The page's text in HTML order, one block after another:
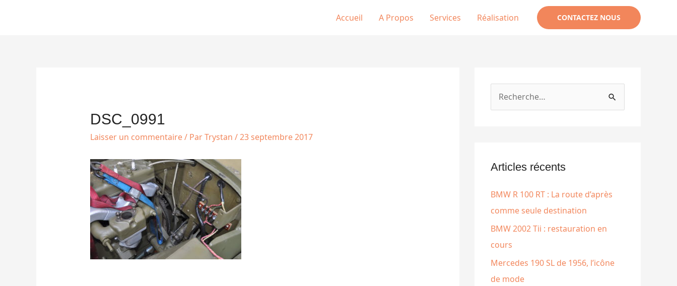
Accueil A Propos Services Réalisation CONTACTEZ NOUS
DSC_0991
Laisser un commentaire/ ParTrystan /23 septembre 2017
e
c
h
e
r
:
Articles récents
BMW R 100 RT : La route d’après
comme seule destination
BMW 2002 Tii : restauration en
cours
Mercedes 190 SL de 1956, l’icône
de mode